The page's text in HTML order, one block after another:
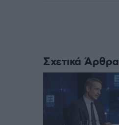
Σχετικά Άρθρα